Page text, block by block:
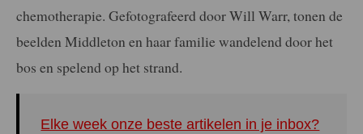
chemotherapie. Gefotografeerd door Will Warr, tonen de
beelden Middleton en haar familie wandelend door het
bos en spelend op het strand.
Elke week onze beste artikelen in je inbox?